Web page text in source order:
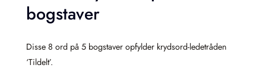
bogstaver
Disse 8 ord på 5 bogstaver opfylder krydsord-ledetråden
‘Tildelt’.